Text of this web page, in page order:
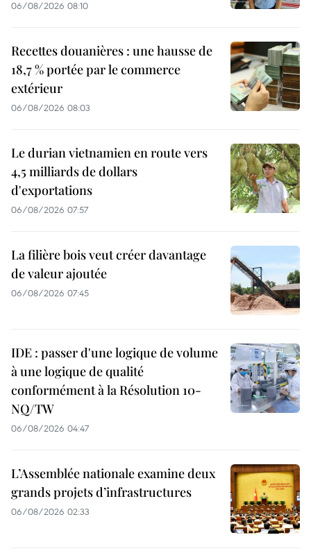
06/08/2026 08:10
Recettes douanières : une hausse de
18,7 % portée par le commerce
extérieur
06/08/2026 08:03
Le durian vietnamien en route vers
4,5 milliards de dollars
d'exportations
06/08/2026 07:57
La filière bois veut créer davantage
de valeur ajoutée
06/08/2026 07:45
IDE : passer d'une logique de volume
à une logique de qualité
conformément à la Résolution 10-
NQ/TW
06/08/2026 04:47
L’Assemblée nationale examine deux
grands projets d’infrastructures
06/08/2026 02:33